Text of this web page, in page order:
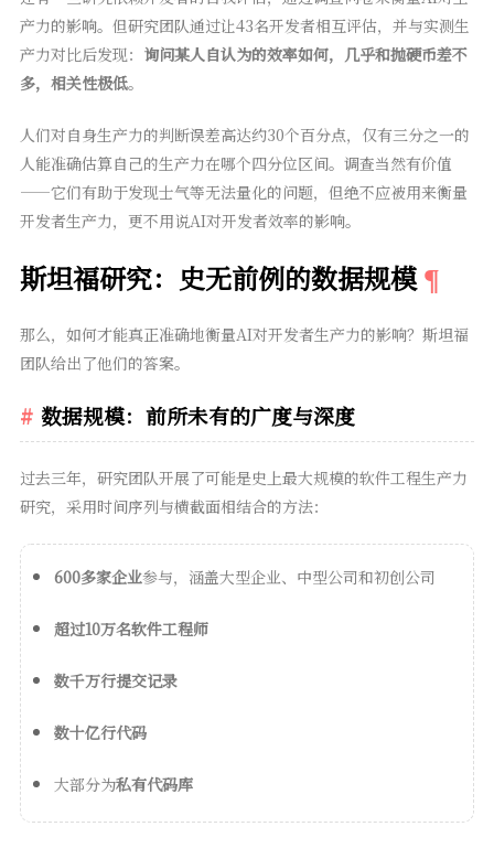
产力的影响。但研究团队通过让43名开发者相互评估，并与实测生
产力对比后发现： 询问某人自认为的效率如何，几乎和抛硬币差不
多，相关性极低。
人们对自身生产力的判断误差高达约30个百分点，仅有三分之一的
人能准确估算自己的生产力在哪个四分位区间。调查当然有价值
——它们有助于发现士气等无法量化的问题，但绝不应被用来衡量
开发者生产力，更不用说AI对开发者效率的影响。
斯坦福研究：史无前例的数据规模
那么，如何才能真正准确地衡量AI对开发者生产力的影响？斯坦福
团队给出了他们的答案。
数据规模：前所未有的广度与深度
过去三年，研究团队开展了可能是史上最大规模的软件工程生产力
研究，采用时间序列与横截面相结合的方法：
600多家企业参与，涵盖大型企业、中型公司和初创公司
超过10万名软件工程师
数千万行提交记录
数十亿行代码
大部分为私有代码库